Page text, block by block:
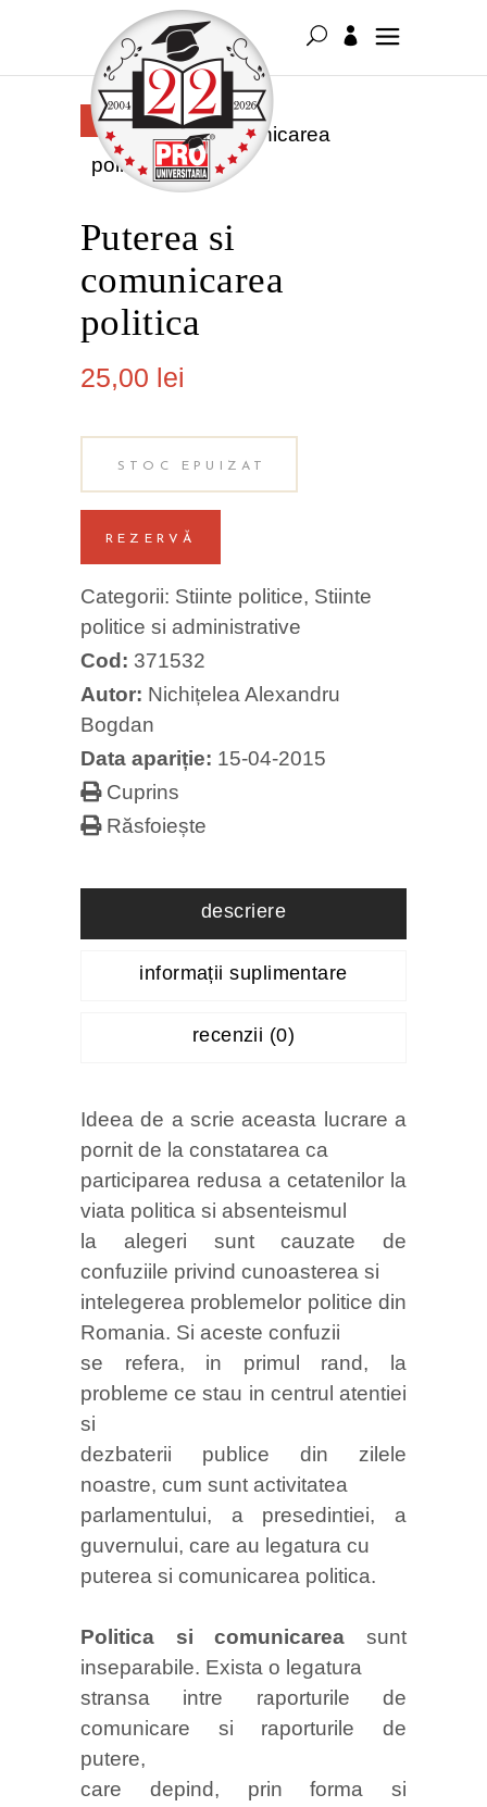
FĂRĂ
STOC
Puterea si
comunicarea
politica
25,00 lei
STOC EPUIZAT
REZERVĂ
Categorii: Stiinte politice, Stiinte
politice si administrative
Cod: 371532
Autor: Nichițelea Alexandru
Bogdan
Data apariție: 15-04-2015
Cuprins
Răsfoiește
descriere
informații suplimentare
recenzii (0)
Ideea de a scrie aceasta lucrare a
pornit de la constatarea ca
participarea redusa a cetatenilor la
viata politica si absenteismul
la alegeri sunt cauzate de
confuziile privind cunoasterea si
intelegerea problemelor politice din
Romania. Si aceste confuzii
se refera, in primul rand, la
probleme ce stau in centrul atentiei
si
dezbaterii publice din zilele
noastre, cum sunt activitatea
parlamentului, a presedintiei, a
guvernului, care au legatura cu
puterea si comunicarea politica.
Politica si comunicarea sunt
inseparabile. Exista o legatura
stransa intre raporturile de
comunicare si raporturile de
putere,
care depind, prin forma si